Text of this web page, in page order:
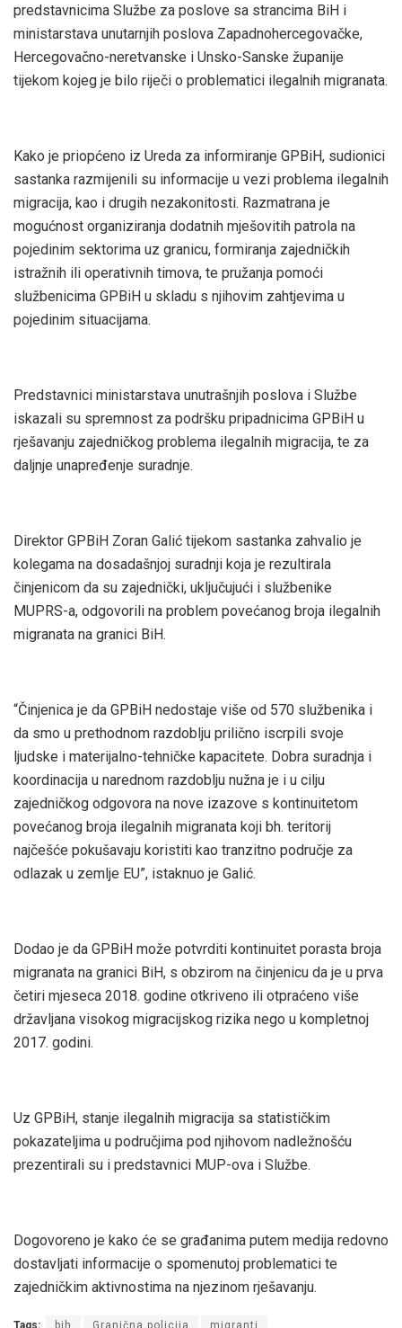
predstavnicima Službe za poslove sa strancima BiH i
ministarstava unutarnjih poslova Zapadnohercegovačke,
Hercegovačno-neretvanske i Unsko-Sanske županije
tijekom kojeg je bilo riječi o problematici ilegalnih migranata.
Kako je priopćeno iz Ureda za informiranje GPBiH, sudionici
sastanka razmijenili su informacije u vezi problema ilegalnih
migracija, kao i drugih nezakonitosti. Razmatrana je
mogućnost organiziranja dodatnih mješovitih patrola na
pojedinim sektorima uz granicu, formiranja zajedničkih
istražnih ili operativnih timova, te pružanja pomoći
službenicima GPBiH u skladu s njihovim zahtjevima u
pojedinim situacijama.
Predstavnici ministarstava unutrašnjih poslova i Službe
iskazali su spremnost za podršku pripadnicima GPBiH u
rješavanju zajedničkog problema ilegalnih migracija, te za
daljnje unapređenje suradnje.
Direktor GPBiH Zoran Galić tijekom sastanka zahvalio je
kolegama na dosadašnjoj suradnji koja je rezultirala
činjenicom da su zajednički, uključujući i službenike
MUPRS-a, odgovorili na problem povećanog broja ilegalnih
migranata na granici BiH.
“Činjenica je da GPBiH nedostaje više od 570 službenika i
da smo u prethodnom razdoblju prilično iscrpili svoje
ljudske i materijalno-tehničke kapacitete. Dobra suradnja i
koordinacija u narednom razdoblju nužna je i u cilju
zajedničkog odgovora na nove izazove s kontinuitetom
povećanog broja ilegalnih migranata koji bh. teritorij
najčešće pokušavaju koristiti kao tranzitno područje za
odlazak u zemlje EU”, istaknuo je Galić.
Dodao je da GPBiH može potvrditi kontinuitet porasta broja
migranata na granici BiH, s obzirom na činjenicu da je u prva
četiri mjeseca 2018. godine otkriveno ili otpraćeno više
državljana visokog migracijskog rizika nego u kompletnoj
2017. godini.
Uz GPBiH, stanje ilegalnih migracija sa statističkim
pokazateljima u područjima pod njihovom nadležnošću
prezentirali su i predstavnici MUP-ova i Službe.
Dogovoreno je kako će se građanima putem medija redovno
dostavljati informacije o spomenutoj problematici te
zajedničkim aktivnostima na njezinom rješavanju.
Tags: bih Granična policija migranti